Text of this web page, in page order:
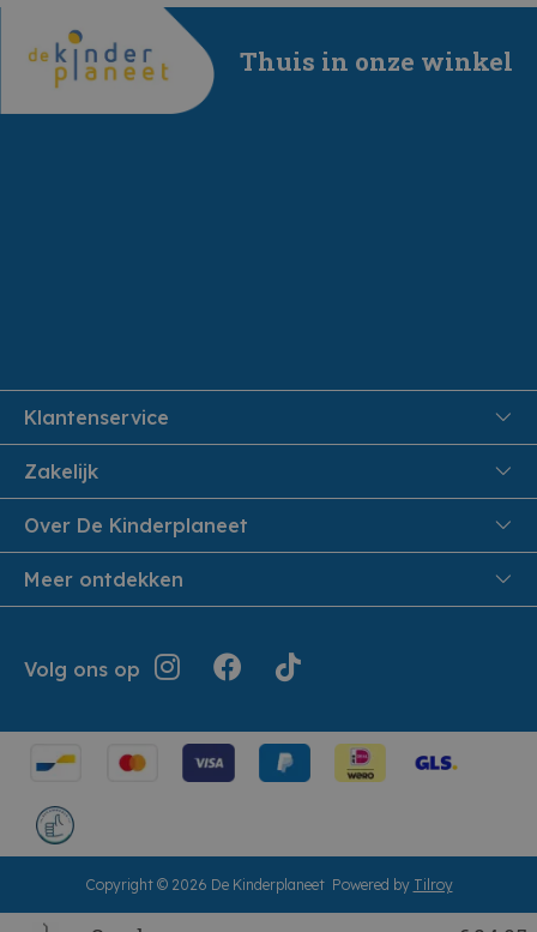
Thuis in onze winkel
Klantenservice
FAQ
Veiligheid en Privacy
Levering aan huis
Jouw bestelling
Herroepingsrecht
Zakelijk
Onthaalouders
Over De Kinderplaneet
Over ons
Werken bij De Kinderplaneet
Showroom
Meer ontdekken
Folders
Volg ons op
Copyright © 2026 De Kinderplaneet Powered by Tilroy